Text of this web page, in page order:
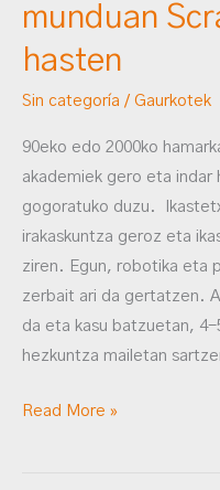
munduan
hasten
Sin categoría / Gaurkotek
90eko edo 2000ko
akademiek gero eta indar
gogoratuko duzu.
irakaskuntza geroz eta
ziren. Egun, robotika eta
zerbait ari da gertatzen.
da eta kasu batzuetan,
hezkuntza mailetan
Read More »